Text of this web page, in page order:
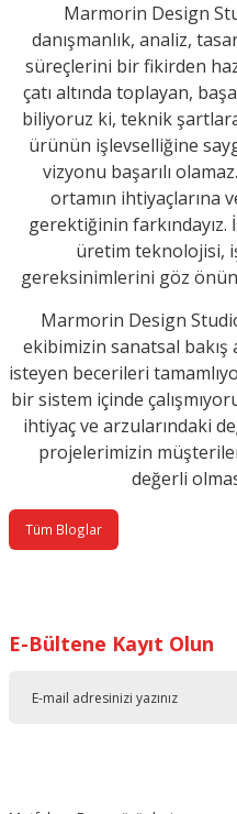
Marmorin Design
danışmanlık, analiz,
süreçlerini bir fikirden
çatı altında toplayan,
biliyoruz ki, teknik
ürünün işlevselliğine
vizyonu başarılı olamaz.
ortamın ihtiyaçlarına
gerektiğinin farkındayız.
üretim teknolojisi,
gereksinimlerini göz
Marmorin Design
ekibimizin sanatsal bakış
isteyen becerileri
bir sistem içinde
ihtiyaç ve arzularındaki
projelerimizin
değerli
Tüm Bloglar
E-Bültene Kayıt Olun